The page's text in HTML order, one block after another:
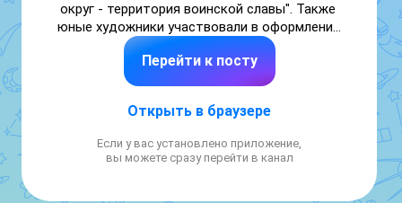
округ - территория воинской славы". Также
юные художники участвовали в оформлении
плакатов и рисунков по теме " Имя тебе -
Победитель".
#НавигаторДетства40
#НаследникиПобеды
Перейти к посту
Открыть в браузере
Если у вас установлено приложение,
вы можете сразу перейти в канал